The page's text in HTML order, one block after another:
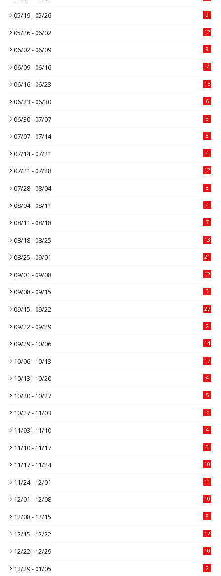
05/19 - 05/26 9
05/26 - 06/02 12
06/02 - 06/09 9
06/09 - 06/16 7
06/16 - 06/23 15
06/23 - 06/30 6
06/30 - 07/07 8
07/07 - 07/14 8
07/14 - 07/21 4
07/21 - 07/28 12
07/28 - 08/04 3
08/04 - 08/11 4
08/11 - 08/18 7
08/18 - 08/25 13
08/25 - 09/01 21
09/01 - 09/08 12
09/08 - 09/15 3
09/15 - 09/22 27
09/22 - 09/29 2
09/29 - 10/06 14
10/06 - 10/13 17
10/13 - 10/20 4
10/20 - 10/27 5
10/27 - 11/03 3
11/03 - 11/10 4
11/10 - 11/17 3
11/17 - 11/24 10
11/24 - 12/01 11
12/01 - 12/08 10
12/08 - 12/15 8
12/15 - 12/22 12
12/22 - 12/29 10
12/29 - 01/05 2